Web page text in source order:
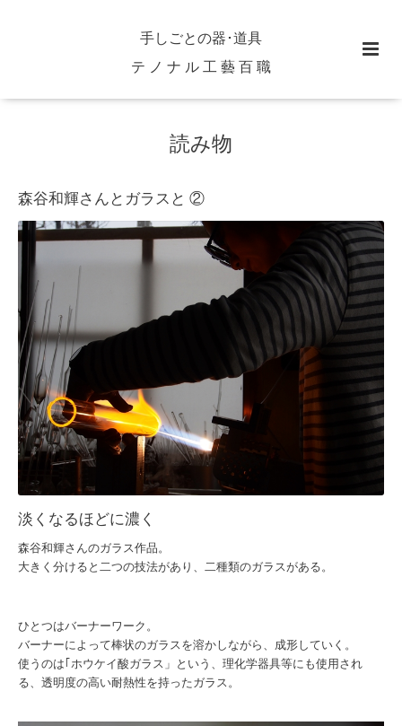
手しごとの器･道具
テ ノ ナ ル 工 藝 百 職
読み物
森谷和輝さんとガラスと ②
淡くなるほどに濃く
森谷和輝さんのガラス作品。
大きく分けると二つの技法があり、二種類のガラスがある。
ひとつはバーナーワーク。
バーナーによって棒状のガラスを溶かしながら、成形していく。
使うのは｢ホウケイ酸ガラス」という、理化学器具等にも使用され
る、透明度の高い耐熱性を持ったガラス。